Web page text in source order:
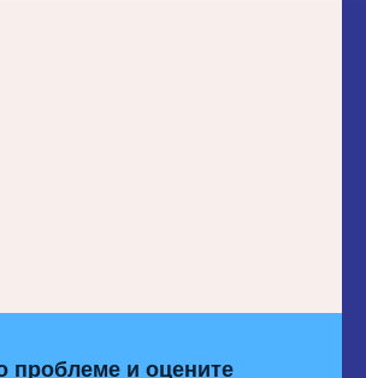
проблеме и оцените